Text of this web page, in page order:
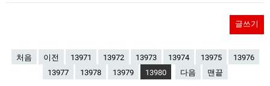
글쓰기
처음 이전 13971 13972 13973 13974 13975
13976
13977
13978 13979 13980 다음 맨끝